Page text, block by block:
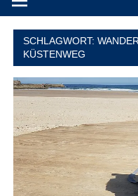
SCHLAGWORT:
KÜSTENWEG